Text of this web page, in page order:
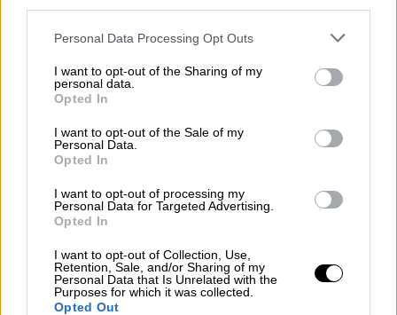
Please note that this website/app uses one or more Google
not limited to your visit or usage behaviour. You may click to
grant or deny consent to Google and its third-party tags to
use your data for below specified purposes in below Google
consent section.
Personal Data Processing Opt Outs
I want to opt-out of the Sharing of my
personal data.
Opted In
I want to opt-out of the Sale of my
Personal Data.
Opted In
I want to opt-out of processing my
Personal Data for Targeted Advertising.
Opted In
I want to opt-out of Collection, Use,
Retention, Sale, and/or Sharing of my
Personal Data that Is Unrelated with the
Purposes for which it was collected.
Opted Out
τελευταία διετία να έχουν μεταφυτευτεί
περί τα 470 ελαιόδεντρα (10% εκ των
οποίων υπεραιωνόβια), ενώ εκτιμάται ότι
ξεπεράσει κατά πολύ τα 1.000.
πραγματοποιήθηκε παρουσία του
Υφυπουργού Υποδομών,
του Γενικού Γραμματέα Μεταφορών, Γιάννη
Ξιφαρά και του Προέδρου & Διευθύνοντος
Συμβούλου της ΕΡΓΟΣΕ, Χρήστου Βίνη